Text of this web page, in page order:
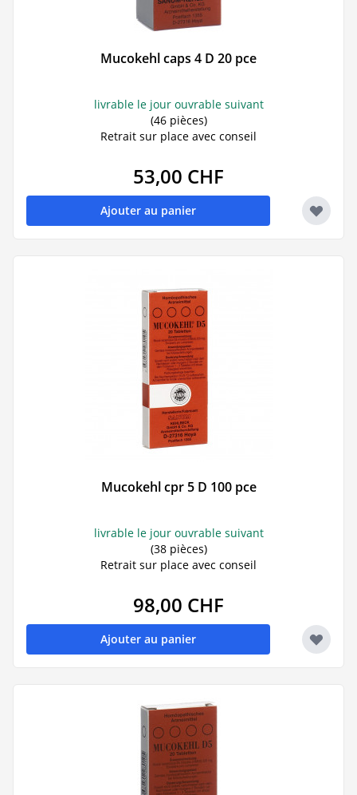
Mucokehl caps 4 D 20 pce
livrable le jour ouvrable suivant
(46 pièces)
Retrait sur place avec conseil
53,00 CHF
Ajouter au panier
Mucokehl cpr 5 D 100 pce
livrable le jour ouvrable suivant
(38 pièces)
Retrait sur place avec conseil
98,00 CHF
Ajouter au panier